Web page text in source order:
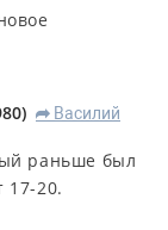
) R Василий
раньше был
17-20.